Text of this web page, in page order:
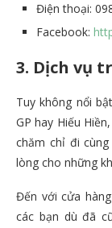
Điện thoại:
Facebook:
3. Dịch vụ
Tuy không nổi
GP hay Hiếu
chăm chỉ đi
lòng cho những
Đến với cửa
các bạn dù đã